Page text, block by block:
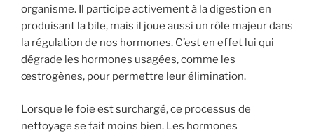
organisme. Il participe activement à la digestion en
produisant la bile, mais il joue aussi un rôle majeur dans
la régulation de nos hormones. C’est en effet lui qui
dégrade les hormones usagées, comme les
œstrogènes, pour permettre leur élimination.
Lorsque le foie est surchargé, ce processus de
nettoyage se fait moins bien. Les hormones